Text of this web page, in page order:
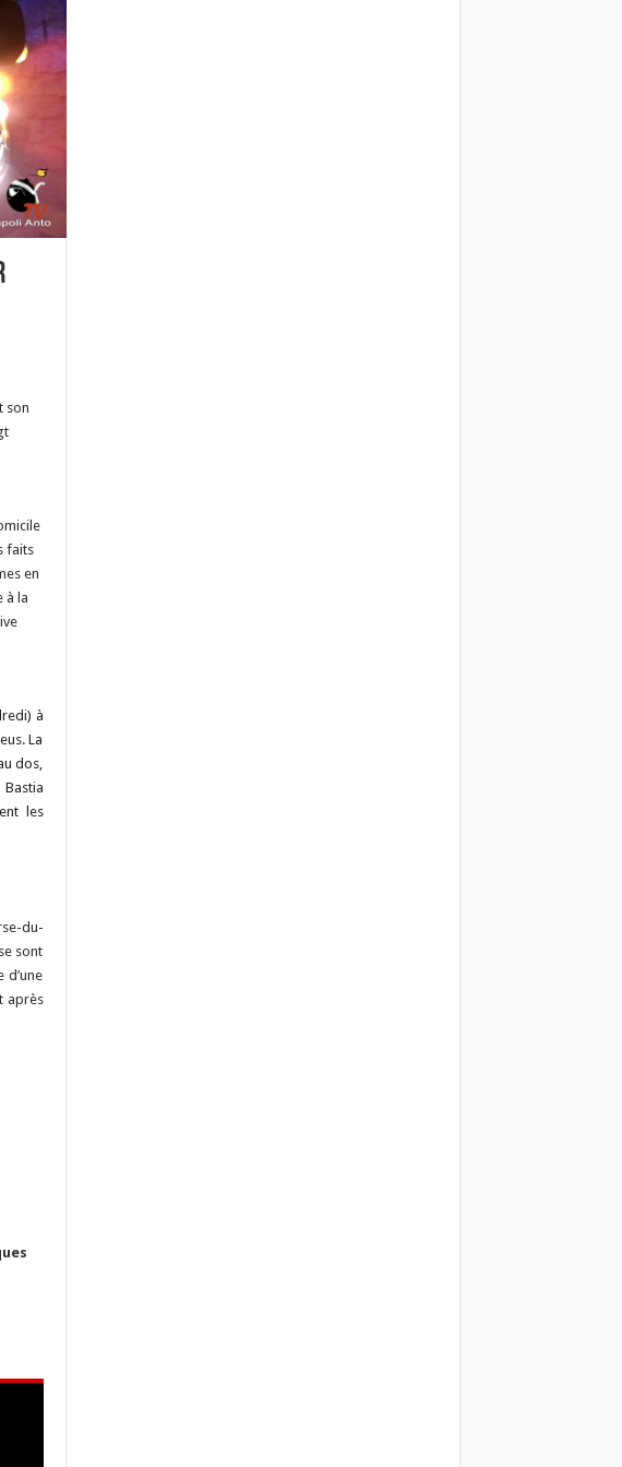
son
faits
en
à la
à
La
dos,
les
du-
sont
après